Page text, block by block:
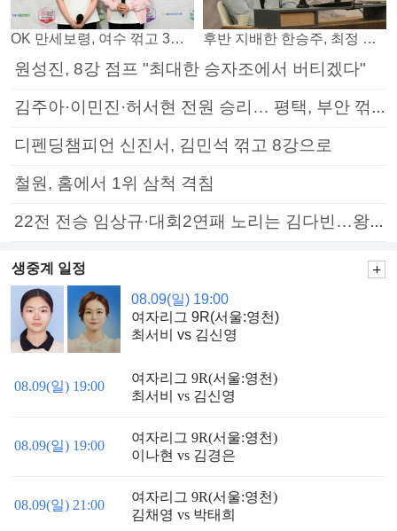
OK 만세보령, 여수 꺾고 3연패 탈출 후반 지배한 한승주, 최정 꺾고 8강 진출
원성진, 8강 점프 "최대한 승자조에서 버티겠다"
김주아·이민진·허서현 전원 승리… 평택, 부안 꺾고 5연승
디펜딩챔피언 신진서, 김민석 꺾고 8강으로
철원, 홈에서 1위 삼척 격침
22전 전승 임상규·대회2연패 노리는 김다빈…왕중왕전 16강 7일부터
생중계 일정
08.09(일) 19:00
여자리그 9R(서울:영천)
최서비 vs 김신영
08.09(일) 19:00
여자리그 9R(서울:영천)
최서비 vs 김신영
08.09(일) 19:00
여자리그 9R(서울:영천)
이나현 vs 김경은
08.09(일) 21:00
여자리그 9R(서울:영천)
김채영 vs 박태희